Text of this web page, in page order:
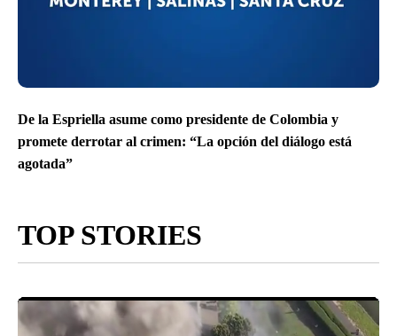
De la Espriella asume como presidente de Colombia y
promete derrotar al crimen: “La opción del diálogo está
agotada”
TOP STORIES